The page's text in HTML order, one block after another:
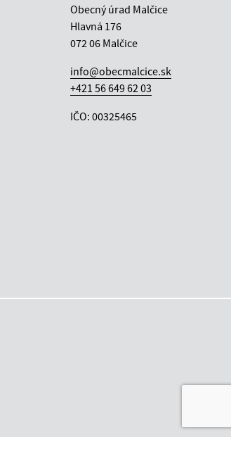
Obecný úrad Malčice
Hlavná 176
072 06 Malčice
info@obecmalcice.sk
+421 56 649 62 03
IČO: 00325465